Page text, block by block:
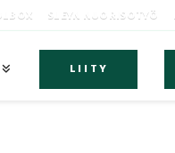
SLEYN NUORISOTYÖ
LIITY